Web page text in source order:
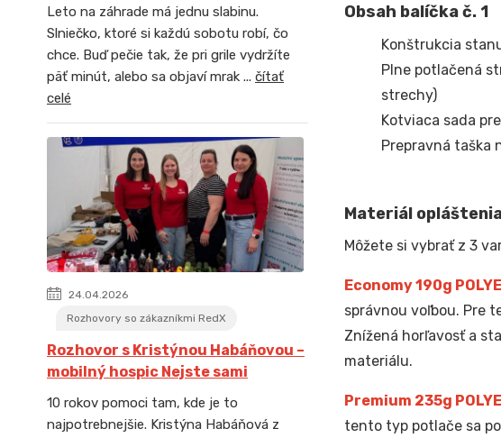
Leto na záhrade má jednu slabinu.
Slniečko, ktoré si každú sobotu robí, čo
chce. Buď pečie tak, že pri grile vydržíte
päť minút, alebo sa objaví mrak ... čítať
celé
24.04.2026
Rozhovory so zákazníkmi RedX
Rozhovor s Kristýnou Habáňovou –
mobilný hospic Nejste sami
10 rokov pomoci tam, kde je to
najpotrebnejšie. Kristýna Habáňová z
Obsah balíčka č. 1
Konštrukcia
Plne potlačená
strechy)
Kotviaca sada
Prepravná taška
Materiál
Môžete si vybrať z 3
Economy 190g
správnou voľbou. Pre
Znížená horľavosť a
materiálu.
Premium 235g
tento typ potlače sa